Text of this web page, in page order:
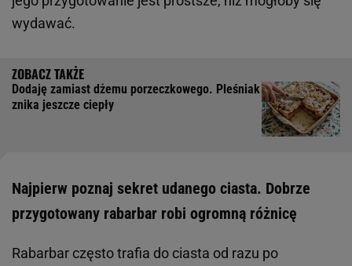
wydawać.
Dodaję zamiast dżemu porzeczkowego. Pleśniak
znika jeszcze ciepły
Najpierw poznaj sekret udanego ciasta. Dobrze
przygotowany rabarbar robi ogromną różnicę
Rabarbar często trafia do ciasta od razu po